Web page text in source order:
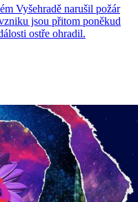
Vyšehradě narušil požár
jsou přitom poněkud
ostře ohradil.